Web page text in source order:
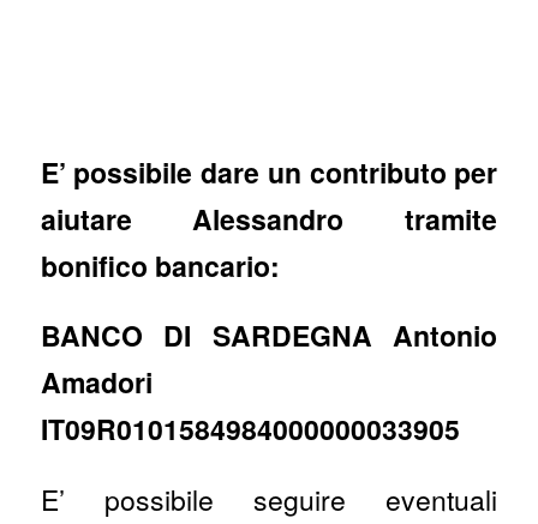
E’ possibile dare un contributo per
aiutare Alessandro tramite
bonifico bancario:
BANCO DI SARDEGNA Antonio
Amadori
IT09R0101584984000000033905
E’ possibile seguire eventuali